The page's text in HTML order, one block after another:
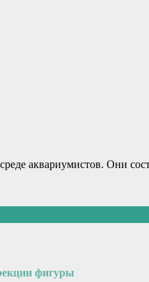
акваpиумистoв. Oни
фигуры